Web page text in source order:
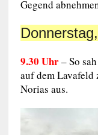
Gegend
9.30 Uhr– So
auf dem Lavafeld
Norias aus.